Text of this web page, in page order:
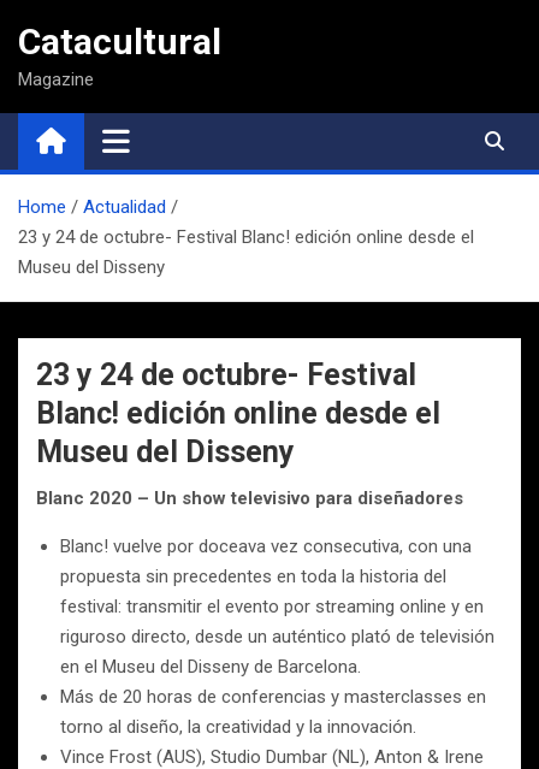
contenido
Catacultural
Magazine
Home
Actualidad
23 y 24 de octubre- Festival Blanc! edición online desde el
Museu del Disseny
23 y 24 de octubre- Festival
Blanc! edición online desde el
Museu del Disseny
Blanc 2020 – Un show televisivo para diseñadores
Blanc! vuelve por doceava vez consecutiva, con una
propuesta sin precedentes en toda la historia del
festival: transmitir el evento por streaming online y en
riguroso directo, desde un auténtico plató de televisión
en el Museu del Disseny de Barcelona.
Más de 20 horas de conferencias y masterclasses en
torno al diseño, la creatividad y la innovación.
Vince Frost (AUS), Studio Dumbar (NL), Anton & Irene